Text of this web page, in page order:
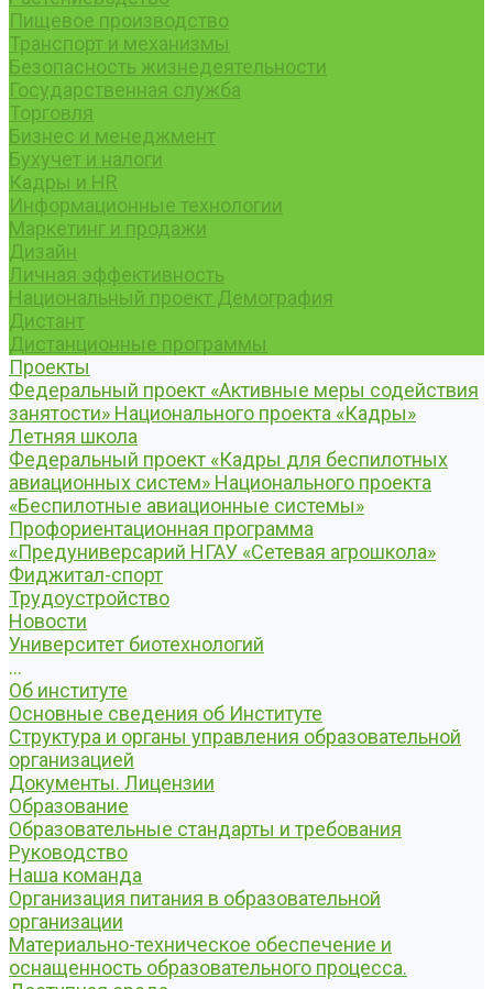
Пищевое производство
Транспорт и механизмы
Безопасность жизнедеятельности
Государственная служба
Торговля
Бизнес и менеджмент
Бухучет и налоги
Кадры и HR
Информационные технологии
Маркетинг и продажи
Дизайн
Личная эффективность
Национальный проект Демография
Дистант
Дистанционные программы
Проекты
Федеральный проект «Активные меры содействия
занятости» Национального проекта «Кадры»
Летняя школа
Федеральный проект «Кадры для беспилотных
авиационных систем» Национального проекта
«Беспилотные авиационные системы»
Профориентационная программа
«Предуниверсарий НГАУ «Сетевая агрошкола»
Фиджитал-спорт
Трудоустройство
Новости
Университет биотехнологий
...
Об институте
Основные сведения об Институте
Структура и органы управления образовательной
организацией
Документы. Лицензии
Образование
Образовательные стандарты и требования
Руководство
Наша команда
Организация питания в образовательной
организации
Материально-техническое обеспечение и
оснащенность образовательного процесса.